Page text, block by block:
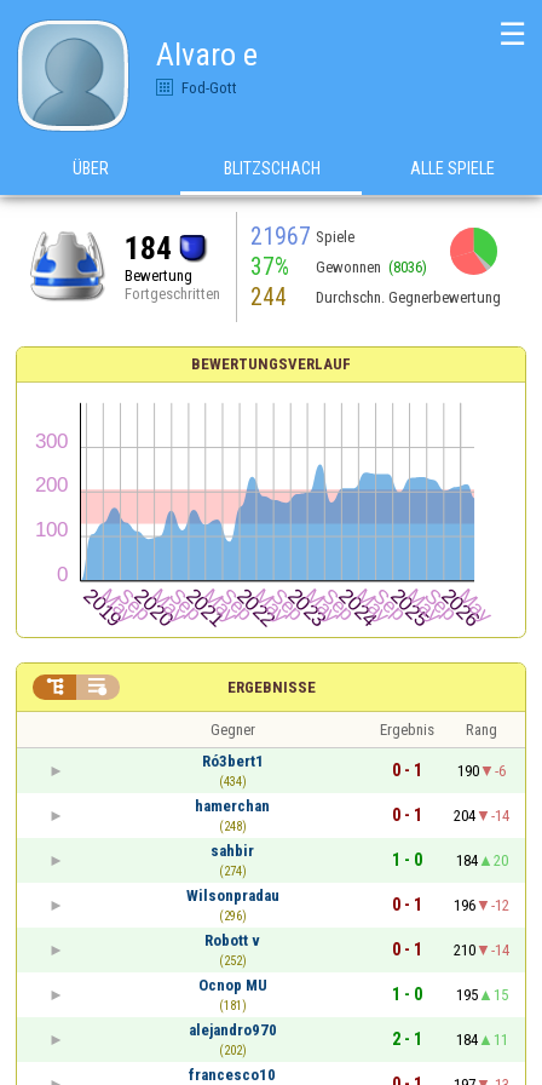
Alvaro e
Fod-Gott
☰
ÜBER BLITZSCHACH ALLE SPIELE
184
Bewertung
Fortgeschritten
21967 Spiele
37% Gewonnen (8036)
244 Durchschn. Gegnerbewertung
BEWERTUNGSVERLAUF
ERGEBNISSE
 
Gegner Ergebnis
Rang
Ró3bert1
(434)
0 - 1 190
-6
hamerchan
(248)
0 - 1 204
-14
sahbir
(274)
1 - 0 184
20
Wilsonpradau
(296)
0 - 1 196
-12
Robott v
(252)
0 - 1 210
-14
Ocnop MU
(181)
1 - 0 195
15
alejandro970
(202)
2 - 1 184
11
francesco10